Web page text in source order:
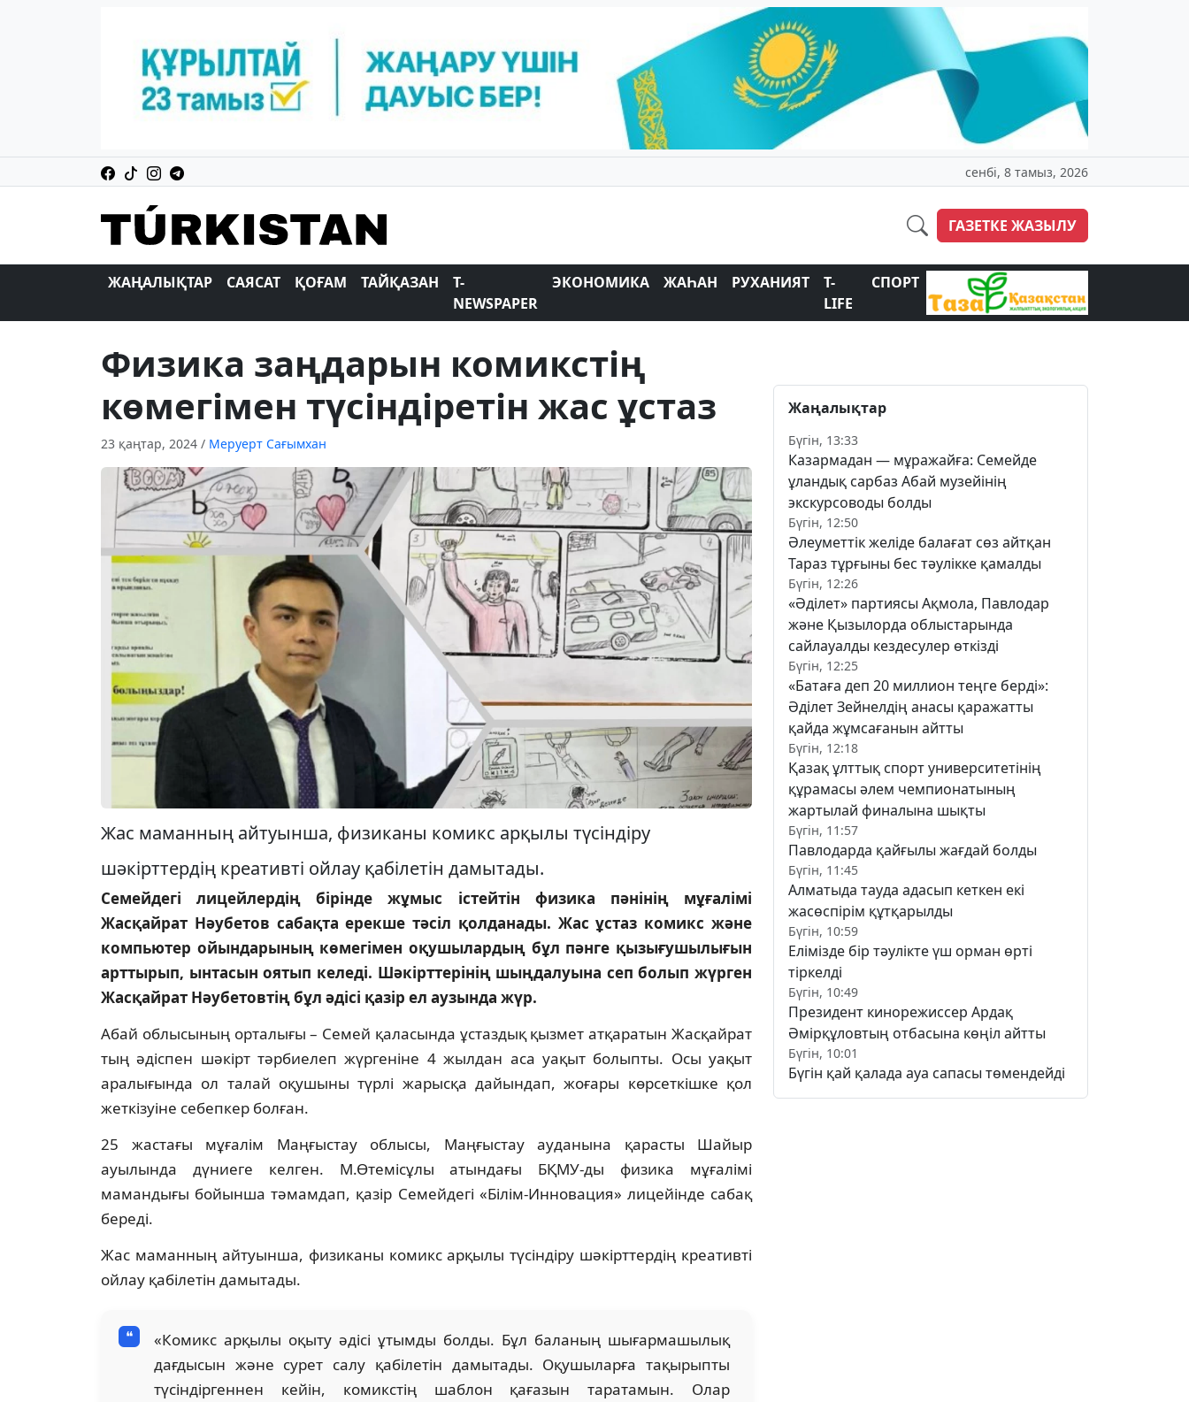
сенбі, 8 тамыз, 2026
ГАЗЕТКЕ ЖАЗЫЛУ
ЖАҢАЛЫҚТАР САЯСАТ ҚОҒАМ ТАЙҚАЗАН
T-
NEWSPAPER
ЭКОНОМИКА ЖАҺАН РУХАНИЯТ
T-
LIFE
СПОРТ
Физика заңдарын комикстің
көмегімен түсіндіретін жас ұстаз
23 қаңтар, 2024 / Меруерт Сағымхан
Жас маманның айтуынша, физиканы комикс арқылы түсіндіру
шәкірттердің креативті ойлау қабілетін дамытады.
Семейдегі лицейлердің бірінде жұмыс істейтін физика пәнінің мұғалімі
Жасқайрат Нәубетов сабақта ерекше тәсіл қолданады. Жас ұстаз комикс және
компьютер ойындарының көмегімен оқушылардың бұл пәнге қызығушылығын
арттырып, ынтасын оятып келеді. Шәкірттерінің шыңдалуына сеп болып жүрген
Жасқайрат Нәубетовтің бұл әдісі қазір ел аузында жүр.
Абай облысының орталығы – Семей қаласында ұстаздық қызмет атқаратын Жасқайрат
тың әдіспен шәкірт тәрбиелеп жүргеніне 4 жылдан аса уақыт болыпты. Осы уақыт
аралығында ол талай оқушыны түрлі жарысқа дайындап, жоғары көр­сет­кішке қол
жеткізуіне себепкер болған.
25 жастағы мұғалім Маңғыстау облысы, Маңғыстау ауданына қарасты Шайыр
ауылында дүниеге келген. М.Өтемісұлы атындағы БҚМУ-ды физика мұғалімі
мамандығы бойынша тәмамдап, қазір Семейдегі «Білім-Инновация» лицейінде сабақ
береді.
Жас маманның айтуынша, физиканы комикс арқылы түсіндіру шәкірттердің креативті
ойлау қабілетін дамытады.
«Комикс арқылы оқыту әдісі ұтымды болды. Бұл баланың шығармашылық
дағдысын және сурет салу қабілетін дамытады. Оқушыларға тақырыпты
түсіндіргеннен кейін, комикстің шаблон қағазын таратамын. Олар
Жаңалықтар
Бүгін, 13:33
Казармадан — мұражайға: Семейде
ұландық сарбаз Абай музейінің
экскурсоводы болды
Бүгін, 12:50
Әлеуметтік желіде балағат сөз айтқан
Тараз тұрғыны бес тәулікке қамалды
Бүгін, 12:26
«Әділет» партиясы Ақмола, Павлодар
және Қызылорда облыстарында
сайлауалды кездесулер өткізді
Бүгін, 12:25
«Батаға деп 20 миллион теңге берді»:
Әділет Зейнелдің анасы қаражатты
қайда жұмсағанын айтты
Бүгін, 12:18
Қазақ ұлттық спорт университетінің
құрамасы әлем чемпионатының
жартылай финалына шықты
Бүгін, 11:57
Павлодарда қайғылы жағдай болды
Бүгін, 11:45
Алматыда тауда адасып кеткен екі
жасөспірім құтқарылды
Бүгін, 10:59
Елімізде бір тәулікте үш орман өрті
тіркелді
Бүгін, 10:49
Президент кинорежиссер Ардақ
Әмірқұловтың отбасына көңіл айтты
Бүгін, 10:01
Бүгін қай қалада ауа сапасы төмендейді